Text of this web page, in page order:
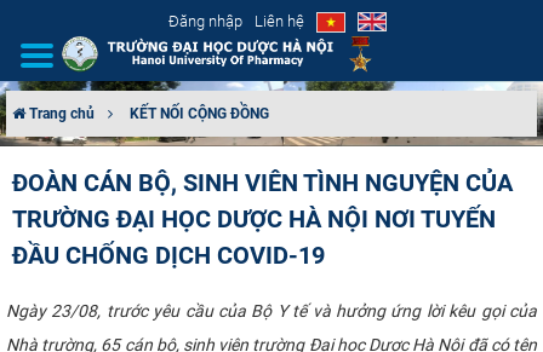
Đăng nhập Liên hệ
CƠ CẤU TỔ CHỨC
ĐÀO TẠO
Trang chủ KẾT NỐI CỘNG ĐỒNG
ĐOÀN CÁN BỘ, SINH VIÊN TÌNH NGUYỆN CỦA
TRƯỜNG ĐẠI HỌC DƯỢC HÀ NỘI NƠI TUYẾN
ĐẦU CHỐNG DỊCH COVID-19
Ngày 23/08, trước yêu cầu của Bộ Y tế và hưởng ứng lời kêu gọi của
Nhà trường, 65 cán bộ, sinh viên trường Đại học Dược Hà Nội đã có tên